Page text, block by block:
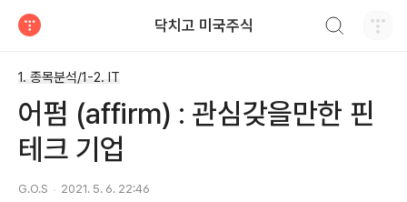
닥치고 미국주식
1. 종목분석/1-2. IT
어펌 (affirm) : 관심갖을만한 핀
테크 기업
G.O.S 2021. 5. 6. 22:46